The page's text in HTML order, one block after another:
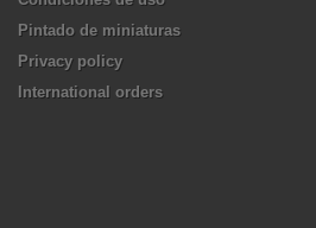
Pintado de miniaturas
Privacy policy
International orders